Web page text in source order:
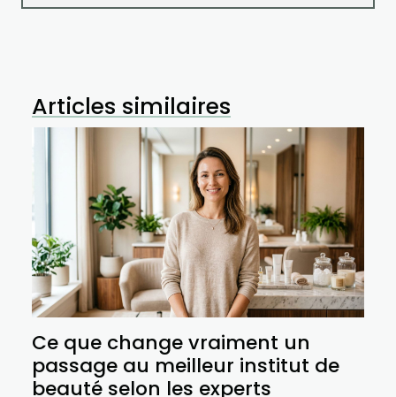
Articles similaires
Ce que change vraiment un
passage au meilleur institut de
beauté selon les experts